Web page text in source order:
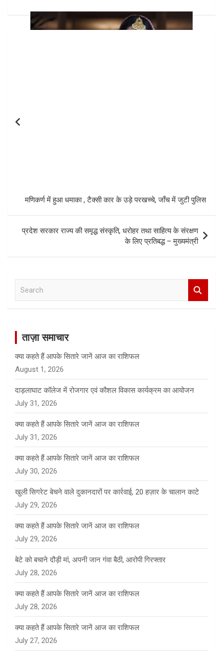
मणिकर्ण में हुआ धमाका , टैक्सी कार के उड़े परखच्चे, जाँच में जुटी पुलिस
प्रदेश सरकार राज्य की समृद्ध संस्कृति, धरोहर तथा साहित्य के संरक्षण
के लिए प्रतिबद्ध – मुख्यमंत्री
ताज़ा समाचार
क्या कहते हैं आपके सितारे जानें आज का राशिफल
August 1, 2026
दाड़लाघाट कॉलेज में रोजगार एवं कौशल विकास कार्यक्रम का आयोजन
July 31, 2026
क्या कहते हैं आपके सितारे जानें आज का राशिफल
July 31, 2026
क्या कहते हैं आपके सितारे जानें आज का राशिफल
July 30, 2026
खुली सिगरेट बेचने वाले दुकानदारों पर कार्रवाई, 20 हज़ार के चालान काटे
July 29, 2026
क्या कहते हैं आपके सितारे जानें आज का राशिफल
July 29, 2026
बेटे को बचाने दौड़ी मां, अपनी जान गंवा बैठी, आरोपी गिरफ्तार
July 28, 2026
क्या कहते हैं आपके सितारे जानें आज का राशिफल
July 28, 2026
क्या कहते हैं आपके सितारे जानें आज का राशिफल
July 27, 2026